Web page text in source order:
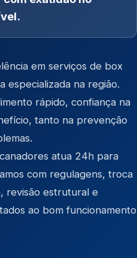
em serviços de box
especializada na região.
rápido, confiança na
tanto na prevenção
atua 24h para
com regulagens, troca
revisão estrutural e
ao bom funcionamento